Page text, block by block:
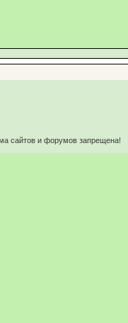
сайтов и форумов запрещена!